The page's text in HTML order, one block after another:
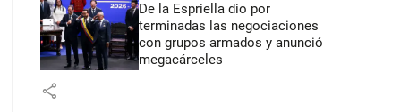
De la Espriella dio por
terminadas las negociaciones
con grupos armados y anunció
megacárceles
share